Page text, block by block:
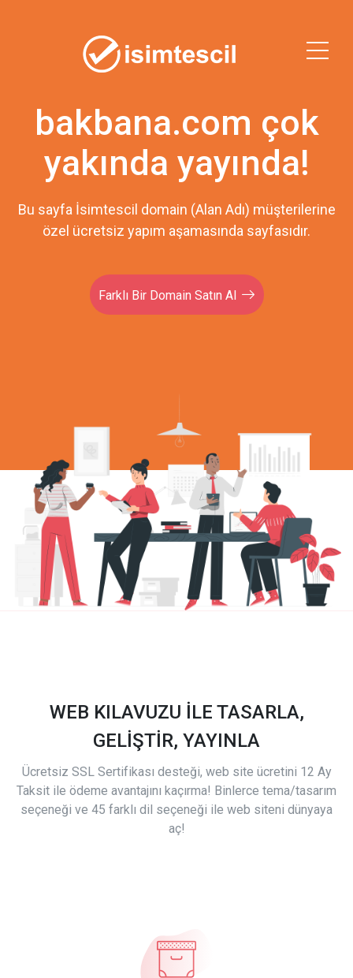
bakbana.com çok
yakında yayında!
Bu sayfa İsimtescil domain (Alan Adı) müşterilerine
özel ücretsiz yapım aşamasında sayfasıdır.
Farklı Bir Domain Satın Al
WEB KILAVUZU İLE TASARLA,
GELİŞTİR, YAYINLA
Ücretsiz SSL Sertifikası desteği, web site ücretini 12 Ay
Taksit ile ödeme avantajını kaçırma! Binlerce tema/tasarım
seçeneği ve 45 farklı dil seçeneği ile web siteni dünyaya
aç!